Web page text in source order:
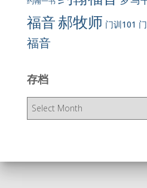
福音郝牧师 门训101
福音
存档
存